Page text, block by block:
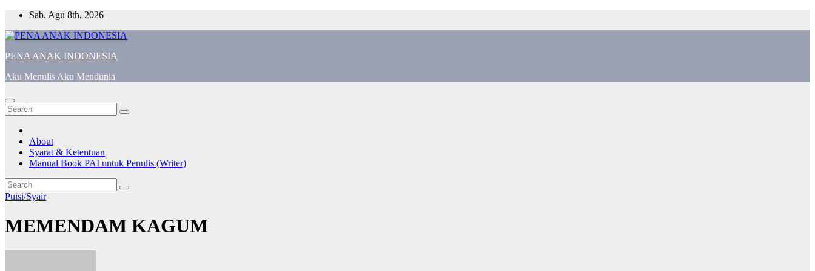
Skip
content
Sab. Agu 8th, 2026
PENA ANAK INDONESIA
Aku Menulis Aku Mendunia
About
Syarat & Ketentuan
Manual Book PAI untuk Penulis (Writer)
Puisi/Syair
MEMENDAM KAGUM